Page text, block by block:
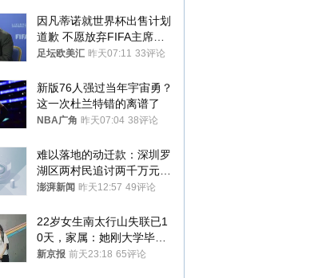
因凡蒂诺就世界杯出售计划
道歉 不愿放弃FIFA主席职
位
足坛欧美汇 昨天07:11 33评论
新版76人强过当年宇宙勇？
这一次杜兰特错的离谱了
NBA广角 昨天07:04 38评论
难以落地的动迁款：深圳罗
湖区两村民追讨两千万元动
迁款八年未果
澎湃新闻 昨天12:57 49评论
22岁女生南太行山失联已1
0天，家属：她刚大学毕业
想到山里旅行
新京报 前天23:18 65评论